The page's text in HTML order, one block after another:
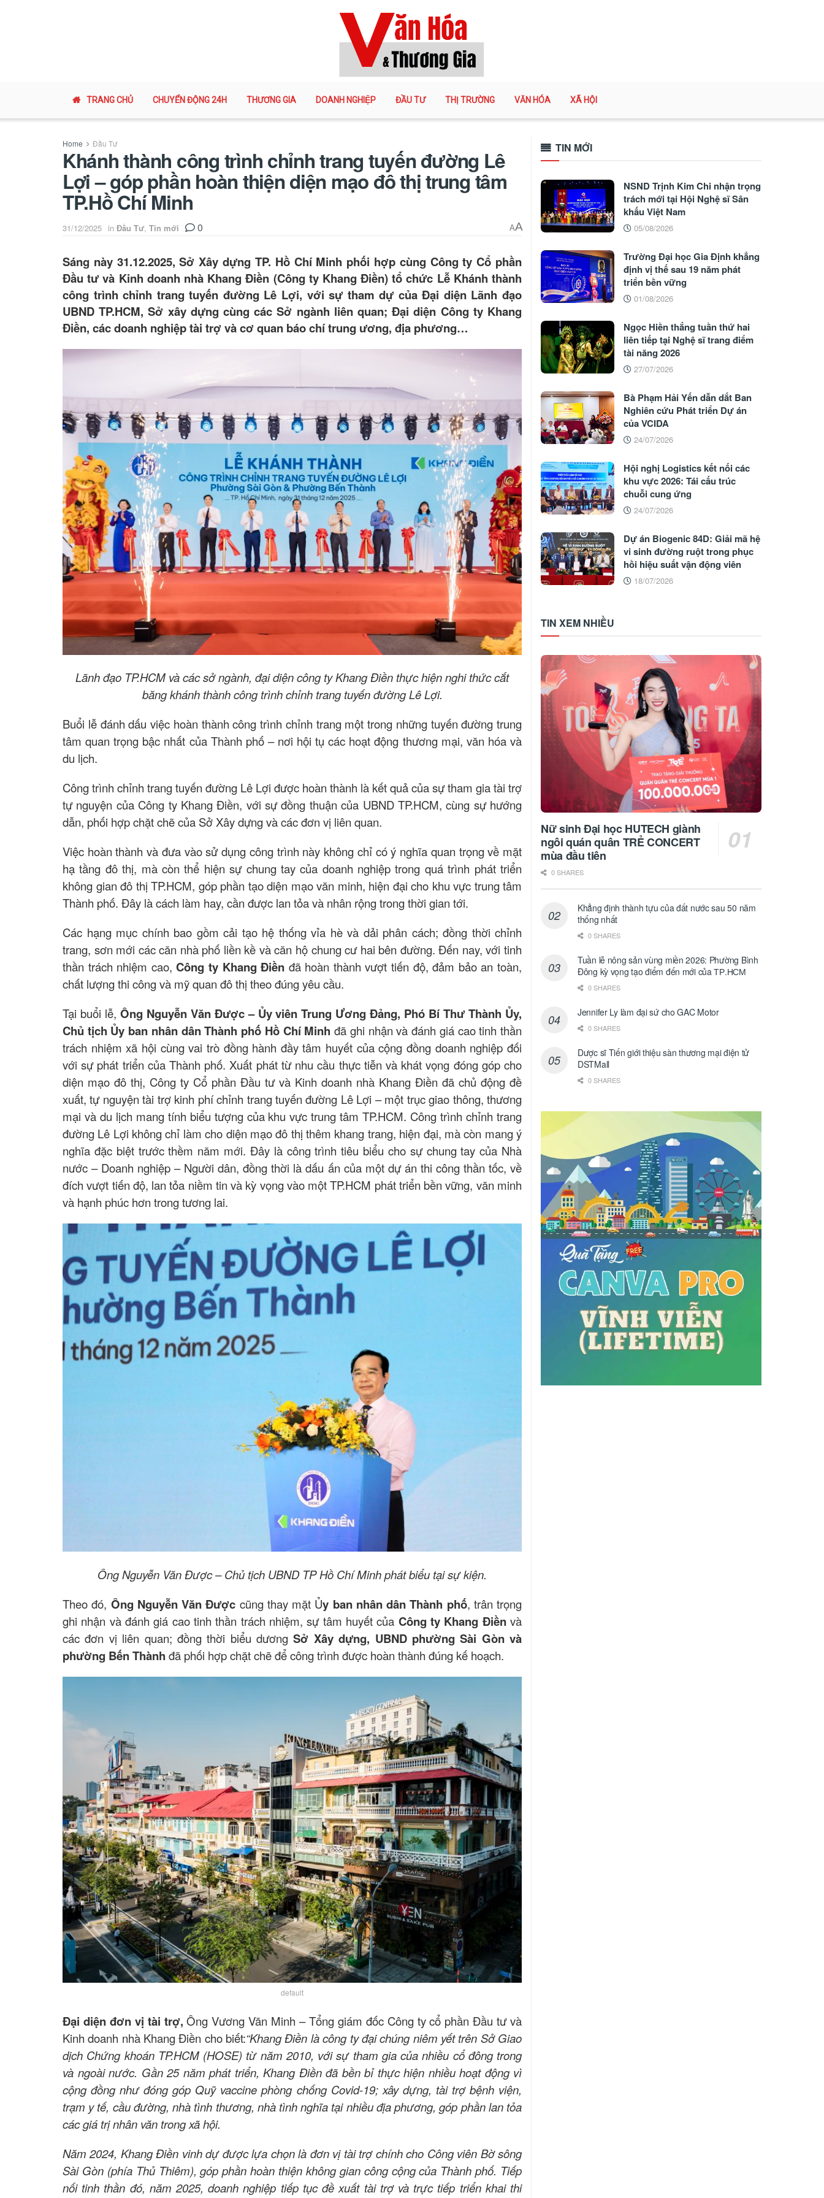
TRANG CHỦ CHUYỂN ĐỘNG 24H THƯƠNG GIA DOANH NGHIỆP ĐẦU TƯ THỊ TRƯỜNG VĂN HÓA XÃ HỘI
Home Đầu Tư
Khánh thành công trình chỉnh trang tuyến đường Lê
Lợi – góp phần hoàn thiện diện mạo đô thị trung tâm
TP.Hồ Chí Minh
31/12/2025 in Đầu Tư, Tin mới 0 AA
Sáng này 31.12.2025, Sở Xây dựng TP. Hồ Chí Minh phối hợp cùng Công ty Cổ phần
Đầu tư và Kinh doanh nhà Khang Điền (Công ty Khang Điền) tổ chức Lễ Khánh thành
công trình chỉnh trang tuyến đường Lê Lợi, với sự tham dự của Đại diện Lãnh đạo
UBND TP.HCM, Sở xây dựng cùng các Sở ngành liên quan; Đại diện Công ty Khang
Điền, các doanh nghiệp tài trợ và cơ quan báo chí trung ương, địa phương…
Lãnh đạo TP.HCM và các sở ngành, đại diện công ty Khang Điền thực hiện nghi thức cắt
băng khánh thành công trình chỉnh trang tuyến đường Lê Lợi.
Buổi lễ đánh dấu việc hoàn thành công trình chỉnh trang một trong những tuyến đường trung
tâm quan trọng bậc nhất của Thành phố – nơi hội tụ các hoạt động thương mại, văn hóa và
du lịch.
Công trình chỉnh trang tuyến đường Lê Lợi được hoàn thành là kết quả của sự tham gia tài trợ
tự nguyện của Công ty Khang Điền, với sự đồng thuận của UBND TP.HCM, cùng sự hướng
dẫn, phối hợp chặt chẽ của Sở Xây dựng và các đơn vị liên quan.
Việc hoàn thành và đưa vào sử dụng công trình này không chỉ có ý nghĩa quan trọng về mặt
hạ tầng đô thị, mà còn thể hiện sự chung tay của doanh nghiệp trong quá trình phát triển
không gian đô thị TP.HCM, góp phần tạo diện mạo văn minh, hiện đại cho khu vực trung tâm
Thành phố. Đây là cách làm hay, cần được lan tỏa và nhân rộng trong thời gian tới.
Các hạng mục chính bao gồm cải tạo hệ thống vỉa hè và dải phân cách; đồng thời chỉnh
trang, sơn mới các căn nhà phố liền kề và căn hộ chung cư hai bên đường. Đến nay, với tinh
thần trách nhiệm cao,Công ty Khang Điền đã hoàn thành vượt tiến độ, đảm bảo an toàn,
chất lượng thi công và mỹ quan đô thị theo đúng yêu cầu.
Tại buổi lễ, Ông Nguyễn Văn Được – Ủy viên Trung Ương Đảng, Phó Bí Thư Thành Ủy,
Chủ tịch Ủy ban nhân dân Thành phố Hồ Chí Minhđã ghi nhận và đánh giá cao tinh thần
trách nhiệm xã hội cùng vai trò đồng hành đầy tâm huyết của cộng đồng doanh nghiệp đối
với sự phát triển của Thành phố. Xuất phát từ nhu cầu thực tiễn và khát vọng đóng góp cho
diện mạo đô thị, Công ty Cổ phần Đầu tư và Kinh doanh nhà Khang Điền đã chủ động đề
xuất, tự nguyện tài trợ kinh phí chỉnh trang tuyến đường Lê Lợi – một trục giao thông, thương
mại và du lịch mang tính biểu tượng của khu vực trung tâm TP.HCM. Công trình chỉnh trang
đường Lê Lợi không chỉ làm cho diện mạo đô thị thêm khang trang, hiện đại, mà còn mang ý
nghĩa đặc biệt trước thềm năm mới. Đây là công trình tiêu biểu cho sự chung tay của Nhà
nước – Doanh nghiệp – Người dân, đồng thời là dấu ấn của một dự án thi công thần tốc, về
đích vượt tiến độ, lan tỏa niềm tin và kỳ vọng vào một TP.HCM phát triển bền vững, văn minh
và hạnh phúc hơn trong tương lai.
Ông Nguyễn Văn Được – Chủ tịch UBND TP Hồ Chí Minh phát biểu tại sự kiện.
Theo đó, Ông Nguyễn Văn Được cũng thay mặt Ủy ban nhân dân Thành phố, trân trọng
ghi nhận và đánh giá cao tinh thần trách nhiệm, sự tâm huyết của Công ty Khang Điềnvà
các đơn vị liên quan; đồng thời biểu dươngSở Xây dựng, UBND phường Sài Gòn và
phường Bến Thành đã phối hợp chặt chẽ để công trình được hoàn thành đúng kế hoạch.
default
Đại diện đơn vị tài trợ,Ông Vương Văn Minh – Tổng giám đốc Công ty cổ phần Đầu tư và
Kinh doanh nhà Khang Điền cho biết:“Khang Điền là công ty đại chúng niêm yết trên Sở Giao
dịch Chứng khoán TP.HCM (HOSE) từ năm 2010, với sự tham gia của nhiều cổ đông trong
và ngoài nước. Gần 25 năm phát triển, Khang Điền đã bền bỉ thực hiện nhiều hoạt động vì
cộng đồng như đóng góp Quỹ vaccine phòng chống Covid-19; xây dựng, tài trợ bệnh viện,
trạm y tế, cầu đường, nhà tình thương, nhà tình nghĩa tại nhiều địa phương, góp phần lan tỏa
các giá trị nhân văn trong xã hội.
Năm 2024, Khang Điền vinh dự được lựa chọn là đơn vị tài trợ chính cho Công viên Bờ sông
Sài Gòn (phía Thủ Thiêm), góp phần hoàn thiện không gian công cộng của Thành phố. Tiếp
nối tinh thần đó, năm 2025, doanh nghiệp tiếp tục đề xuất tài trợ và trực tiếp triển khai thi
TIN MỚI
NSND Trịnh Kim Chi nhận trọng
trách mới tại Hội Nghệ sĩ Sân
khấu Việt Nam
05/08/2026
Trường Đại học Gia Định khẳng
định vị thế sau 19 năm phát
triển bền vững
01/08/2026
Ngọc Hiền thắng tuần thứ hai
liên tiếp tại Nghệ sĩ trang điểm
tài năng 2026
27/07/2026
Bà Phạm Hải Yến dẫn dắt Ban
Nghiên cứu Phát triển Dự án
của VCIDA
24/07/2026
Hội nghị Logistics kết nối các
khu vực 2026: Tái cấu trúc
chuỗi cung ứng
24/07/2026
Dự án Biogenic 84D: Giải mã hệ
vi sinh đường ruột trong phục
hồi hiệu suất vận động viên
18/07/2026
TIN XEM NHIỀU
Nữ sinh Đại học HUTECH giành
ngôi quán quân TRẺ CONCERT
mùa đầu tiên
0 SHARES
Khẳng định thành tựu của đất nước sau 50 năm
thống nhất
0 SHARES
Tuần lễ nông sản vùng miền 2026: Phường Bình
Đông kỳ vọng tạo điểm đến mới của ТР.НСМ
0 SHARES
Jennifer Ly làm đại sứ cho GAC Motor
0 SHARES
Dược sĩ Tiến giới thiệu sàn thương mại điện tử
DSTMall
0 SHARES